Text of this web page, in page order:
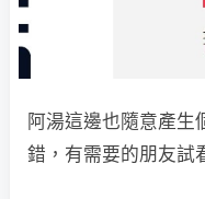
阿湯這邊也隨意產生
錯，有需要的朋友試